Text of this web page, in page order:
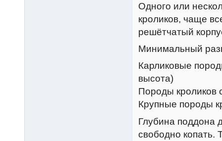
Одного или
кроликов, чаще
решётчатый
Минимальный
Карликовые
высота)
Породы кроликов
Крупные породы
Глубина поддона
свободно копать.